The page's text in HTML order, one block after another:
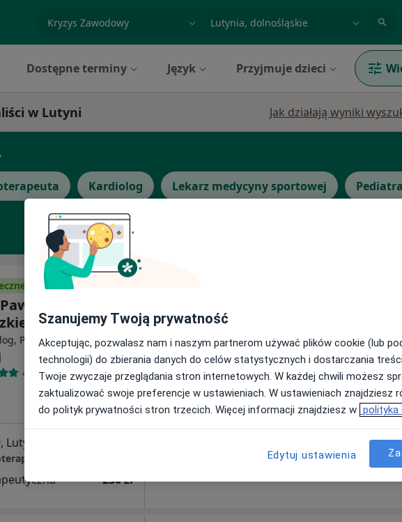
miasto lub dzielnica
Dostępne terminy Język Przyjmuje dzieci
w Lutyni Jak działają wyniki
Kardiolog Lekarz medycyny sportowej Pediatra
płatności
Psychoterapeuta·
47 opinii
230 zł
Umawianie online nie jest dostępne
Poproś o wizytę
Szanujemy Twoją prywatność
Akceptując, pozwalasz nam i naszym partnerom używać plików cookie (lub
technologii) do zbierania danych do celów statystycznych i dostarczania
Twoje zwyczaje przeglądania stron internetowych. W każdej chwili możesz
zaktualizować swoje preferencje w ustawieniach. W ustawieniach znajdziesz
do polityk prywatności stron trzecich. Więcej informacji znajdziesz w polityka
Edytuj ustawienia